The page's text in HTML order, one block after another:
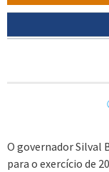
O governador Silval
para o exercício de